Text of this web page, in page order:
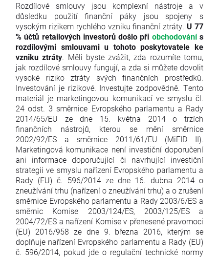
Rozdílové smlouvy jsou komplexní nástroje a v
důsledku použití finanční páky jsou spojeny s
vysokým rizikem rychlého vzniku finanční ztráty. U 77
% účtů retailových investorů došlo při obchodovánís
rozdílovými smlouvami u tohoto poskytovatele ke
vzniku ztráty. Měli byste zvážit, zda rozumíte tomu,
jak rozdílové smlouvy fungují, a zda si můžete dovolit
vysoké riziko ztráty svých finančních prostředků.
Investování je rizikové. Investujte zodpovědně. Tento
materiál je marketingovou komunikací ve smyslu čl.
24 odst. 3 směrnice Evropského parlamentu a Rady
2014/65/EU ze dne 15. května 2014 o trzích
finančních nástrojů, kterou se mění směrnice
2002/92/ES a směrnice 2011/61/EU (MiFID II).
Marketingová komunikace není investiční doporučení
ani informace doporučující či navrhující investiční
strategii ve smyslu nařízení Evropského parlamentu a
Rady (EU) č. 596/2014 ze dne 16. dubna 2014 o
zneužívání trhu (nařízení o zneužívání trhu) a o zrušení
směrnice Evropského parlamentu a Rady 2003/6/ES a
směrnic Komise 2003/124/ES, 2003/125/ES a
2004/72/ES a nařízení Komise v přenesené pravomoci
(EU) 2016/958 ze dne 9. března 2016, kterým se
doplňuje nařízení Evropského parlamentu a Rady (EU)
č. 596/2014, pokud jde o regulační technické normy